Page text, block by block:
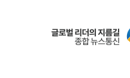
동해중부 전 해상
연일 폭염에 온열